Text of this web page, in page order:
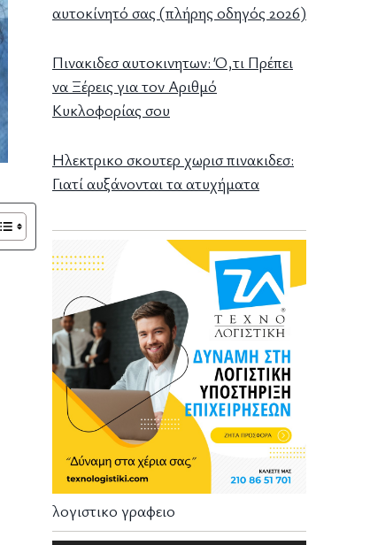
αυτοκίνητό σας (πλήρης οδηγός 2026)
Πινακιδεσ αυτοκινητων: Ό,τι Πρέπει
να Ξέρεις για τον Αριθμό
Κυκλοφορίας σου
Ηλεκτρικο σκουτερ χωρισ πινακιδεσ:
Γιατί αυξάνονται τα ατυχήματα
λογιστικο γραφειο